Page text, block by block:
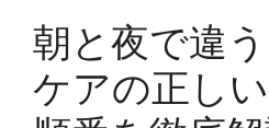
朝と夜で違
ケアの正し